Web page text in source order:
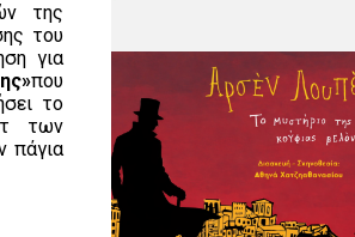
της
του
για
»που
το
των
πάγια